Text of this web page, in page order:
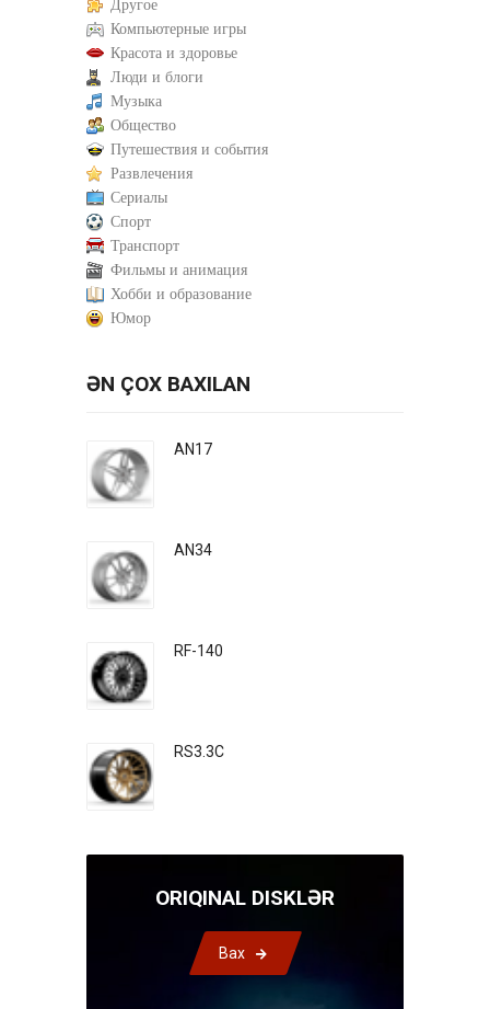
Другое
Компьютерные игры
Красота и здоровье
Люди и блоги
Музыка
Общество
Путешествия и события
Развлечения
Сериалы
Спорт
Транспорт
Фильмы и анимация
Хобби и образование
Юмор
ƏN ÇOX BAXILAN
AN17
AN34
RF-140
RS3.3C
ORIQINAL DISKLƏR
Bax